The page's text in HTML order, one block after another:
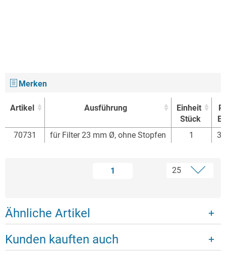
Merken
Artikel Ausführung
Einheit
Stück
Artikel
Ausführung
Einheit
70731 für Filter 23 mm Ø, ohne Stopfen 1
1
Ähnliche Artikel
Kunden kauften auch